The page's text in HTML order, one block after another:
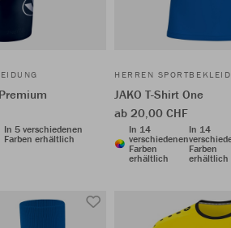
In 5 verschiedenen
Farben erhältlich
HERREN
JAKO T-Shirt One
ab 20,00 CHF
In 14
verschiedenen
Farben
erhältlich
In 14
Farben
erhältlich